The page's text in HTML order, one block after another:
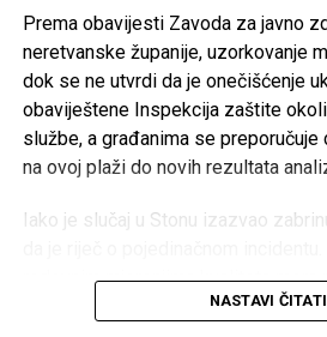
nastao je od njemačkog izraza
Reparatur transportabler
i popravka prenosnih akumulatora).
je čak i poznati istraživač
Fridtjof
ekspedicija.
Međutim, historija kompanije ima i
20. stoljeća tadašnji proizvođač
kompanija je koristila prisilni rad
zarobljenika u fabrikama
Prema obavijesti Zavoda za javno
neretvanske županije, uzorkovanje
dok se ne utvrdi da je onečišćenje
obaviještene Inspekcija zaštite
službe, a građanima se preporučuje
na ovoj plaži do novih rezultata
Iako je slučaj u Stonu izazvao
redovnim mjerenjima kvaliteta mora
Dubrovačko-neretvanske županije
NASTAVI ČITATI